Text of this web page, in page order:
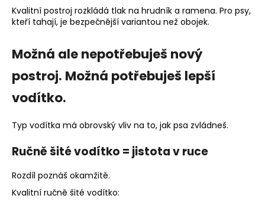
Kvalitní postroj rozkládá tlak na hrudník a ramena. Pro psy,
kteří tahají, je bezpečnější variantou než obojek.
Možná ale nepotřebuješ nový
postroj. Možná potřebuješ lepší
vodítko.
Typ vodítka má obrovský vliv na to, jak psa zvládneš.
Ručně šité vodítko = jistota v ruce
Rozdíl poznáš okamžitě.
Kvalitní ručně šité vodítko: